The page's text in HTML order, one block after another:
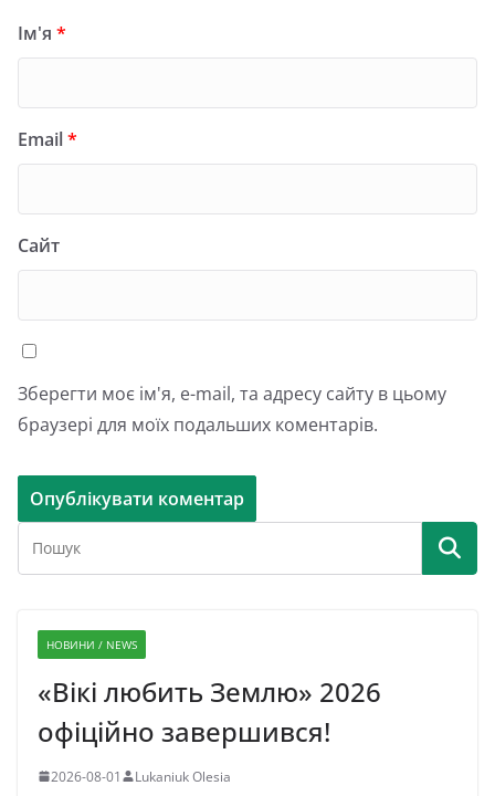
Ім'я *
Email*
Сайт
Зберегти моє ім'я, e-mail, та адресу сайту в цьому
браузері для моїх подальших коментарів.
НОВИНИ / NEWS
«Вікі любить Землю» 2026
офіційно завершився!
2026-08-01 Lukaniuk Olesia